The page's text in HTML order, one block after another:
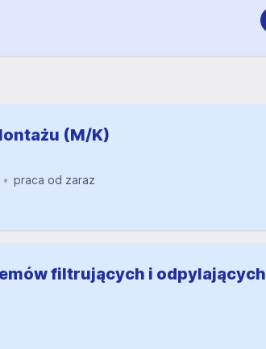
(M/K)
praca od zaraz
filtrujących i odpylających